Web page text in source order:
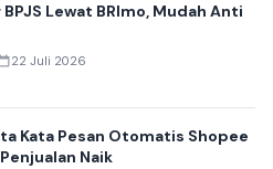
BPJS Lewat BRImo, Mudah Anti
22 Juli 2026
Kata Pesan Otomatis Shopee
Naik